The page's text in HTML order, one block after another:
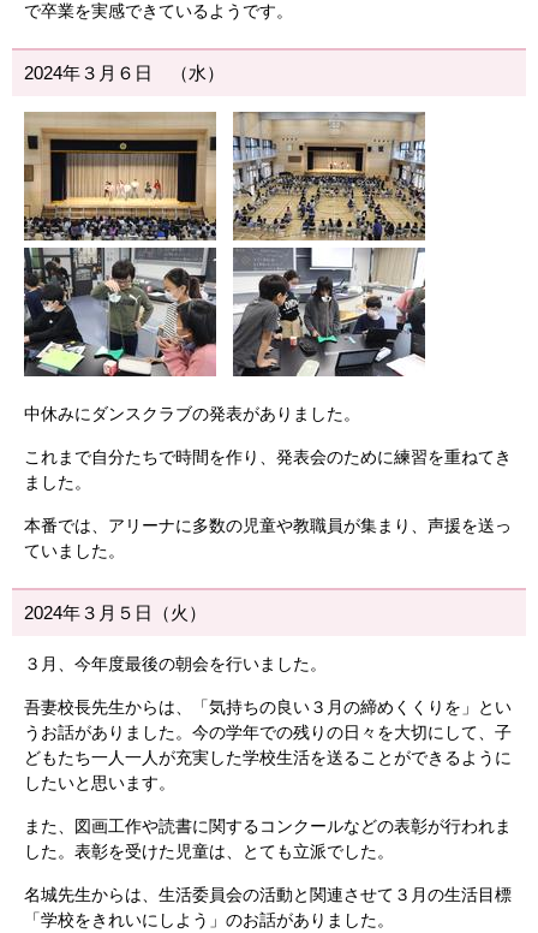
で卒業を実感できているようです。
2024年３月６日 （水）
中休みにダンスクラブの発表がありました。
これまで自分たちで時間を作り、発表会のために練習を重ねてき
ました。
本番では、アリーナに多数の児童や教職員が集まり、声援を送っ
ていました。
2024年３月５日（火）
３月、今年度最後の朝会を行いました。
吾妻校長先生からは、「気持ちの良い３月の締めくくりを」とい
うお話がありました。今の学年での残りの日々を大切にして、子
どもたち一人一人が充実した学校生活を送ることができるように
したいと思います。
また、図画工作や読書に関するコンクールなどの表彰が行われま
した。表彰を受けた児童は、とても立派でした。
名城先生からは、生活委員会の活動と関連させて３月の生活目標
「学校をきれいにしよう」のお話がありました。